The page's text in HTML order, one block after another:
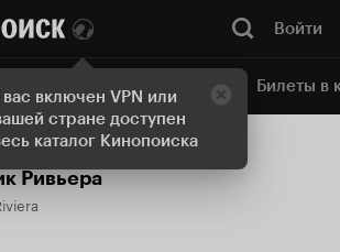
вас включен VPN или
стране доступен
каталог Кинопоиска
Войти
Онлайн-кинотеатр Билеты в
Ривьера